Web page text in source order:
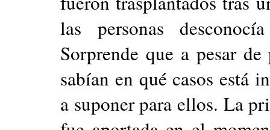
las personas
Sorprende que a pesar
sabían en qué casos está
a suponer para ellos. La